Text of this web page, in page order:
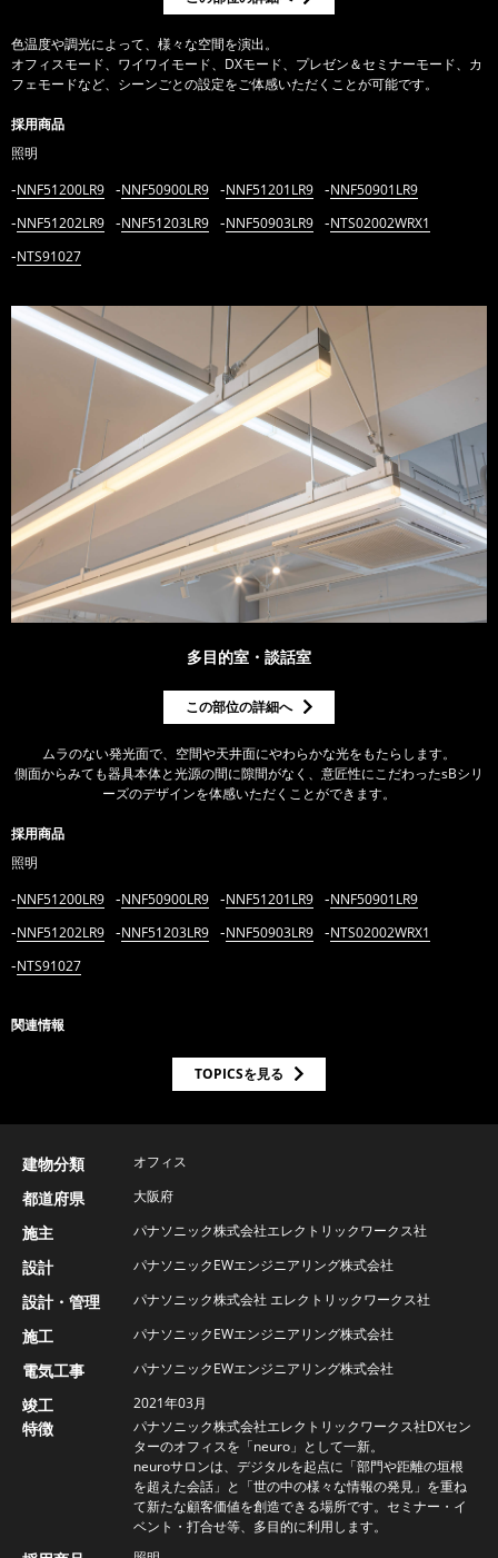
色温度や調光によって、様々な空間を演出。
オフィスモード、ワイワイモード、DXモード、プレゼン＆セミナーモード、カ
フェモードなど、シーンごとの設定をご体感いただくことが可能です。
採用商品
照明
NNF51200LR9
NNF50900LR9 NNF51201LR9
NNF50901LR9
NNF51202LR9
NNF51203LR9 NNF50903LR9
NTS02002WRX1
NTS91027
多目的室・談話室
この部位の詳細へ
ムラのない発光面で、空間や天井面にやわらかな光をもたらします。
側面からみても器具本体と光源の間に隙間がなく、意匠性にこだわったsBシリ
ーズのデザインを体感いただくことができます。
採用商品
照明
NNF51200LR9
NNF50900LR9 NNF51201LR9
NNF50901LR9
NNF51202LR9
NNF51203LR9 NNF50903LR9
NTS02002WRX1
NTS91027
関連情報
TOPICSを見る
建物分類 オフィス
都道府県 大阪府
施主 パナソニック株式会社エレクトリックワークス社
設計 パナソニックEWエンジニアリング株式会社
設計・管理 パナソニック株式会社 エレクトリックワークス社
施工 パナソニックEWエンジニアリング株式会社
電気工事 パナソニックEWエンジニアリング株式会社
竣工 2021年03月
特徴
パナソニック株式会社エレクトリックワークス社DXセン
ターのオフィスを「neuro」として一新。
neuroサロンは、デジタルを起点に「部門や距離の垣根
を超えた会話」と「世の中の様々な情報の発見」を重ね
て新たな顧客価値を創造できる場所です。セミナー・イ
ベント・打合せ等、多目的に利用します。